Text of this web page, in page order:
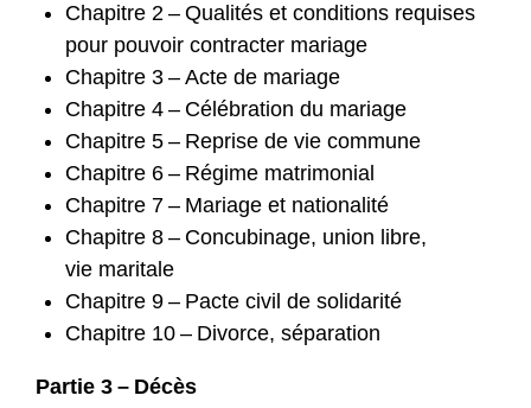
Chapitre 2 – Qualités et conditions requises
pour pouvoir contracter mariage
Chapitre 3 – Acte de mariage
Chapitre 4 – Célébration du mariage
Chapitre 5 – Reprise de vie commune
Chapitre 6 – Régime matrimonial
Chapitre 7 – Mariage et nationalité
Chapitre 8 – Concubinage, union libre,
vie maritale
Chapitre 9 – Pacte civil de solidarité
Chapitre 10 – Divorce, séparation
Partie 3 – Décès